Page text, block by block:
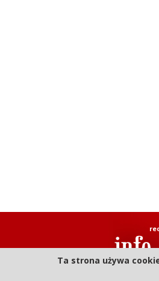
Ta strona używa